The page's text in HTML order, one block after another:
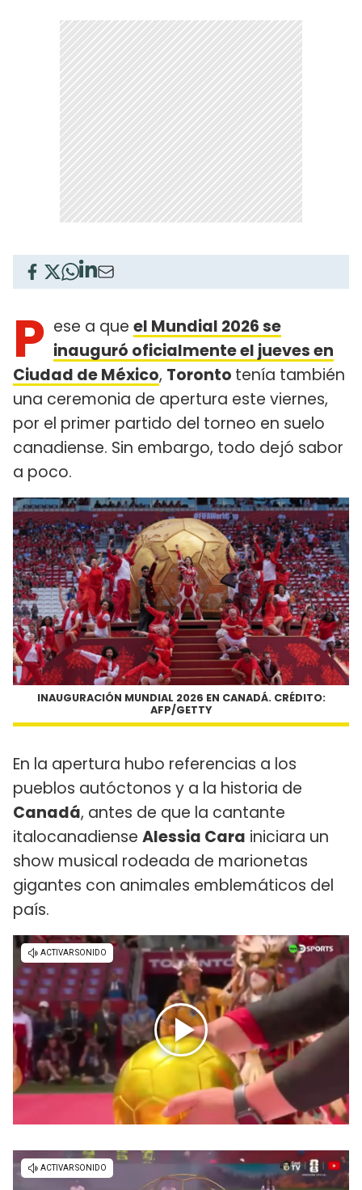
P ese a que el Mundial 2026 se
inauguró oficialmente el jueves en
Ciudad de México, Toronto tenía también
una ceremonia de apertura este viernes,
por el primer partido del torneo en suelo
canadiense. Sin embargo, todo dejó sabor
a poco.
INAUGURACIÓN MUNDIAL 2026 EN CANADÁ. CRÉDITO:
AFP/GETTY
En la apertura hubo referencias a los
pueblos autóctonos y a la historia de
Canadá, antes de que la cantante
italocanadiense Alessia Cara iniciara un
show musical rodeada de marionetas
gigantes con animales emblemáticos del
país.